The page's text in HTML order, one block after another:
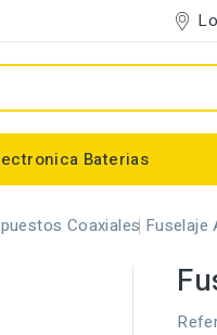
Baterias
Coaxiales Fuselaje